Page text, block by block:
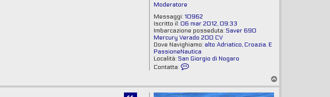
Moderatore
Messaggi: 10962
Iscritto il: 06 mar 2012, 09:33
Imbarcazione posseduta: Saver 690
Mercury Verado 200 CV
Dove Navighiamo: alto Adriatico, Croazia. E
PassioneNautica
Località: San Giorgio di Nogaro
Contatta:
t
a
o